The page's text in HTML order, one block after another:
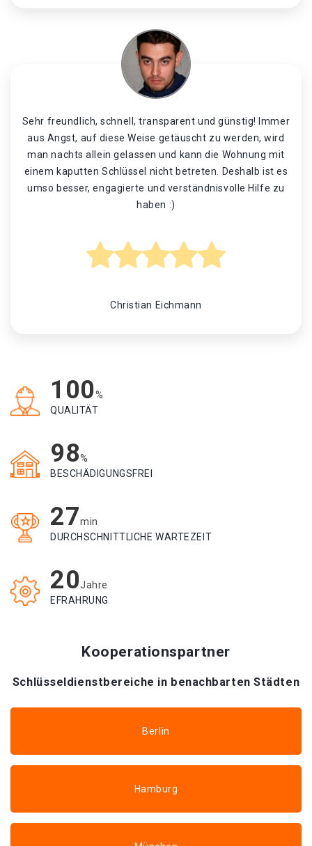
Sehr freundlich, schnell, transparent und günstig! Immer
aus Angst, auf diese Weise getäuscht zu werden, wird
man nachts allein gelassen und kann die Wohnung mit
einem kaputten Schlüssel nicht betreten. Deshalb ist es
umso besser, engagierte und verständnisvolle Hilfe zu
haben :)
Christian Eichmann
100%
QUALITÄT
98%
BESCHÄDIGUNGSFREI
27min
DURCHSCHNITTLICHE WARTEZEIT
20Jahre
EFRAHRUNG
Kooperationspartner
Schlüsseldienstbereiche in benachbarten Städten
Berlin
Hamburg